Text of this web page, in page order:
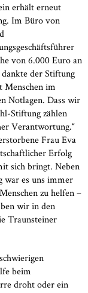
erhält erneut
Im Büro von
von 6.000 Euro an
der Stiftung
Menschen im
Notlagen. Dass wir
Stiftung zählen
Verantwortung.“
Frau Eva
Erfolg
sich bringt. Neben
war es uns immer
zu helfen –
wir in den
Traunsteiner
beim
droht oder ein